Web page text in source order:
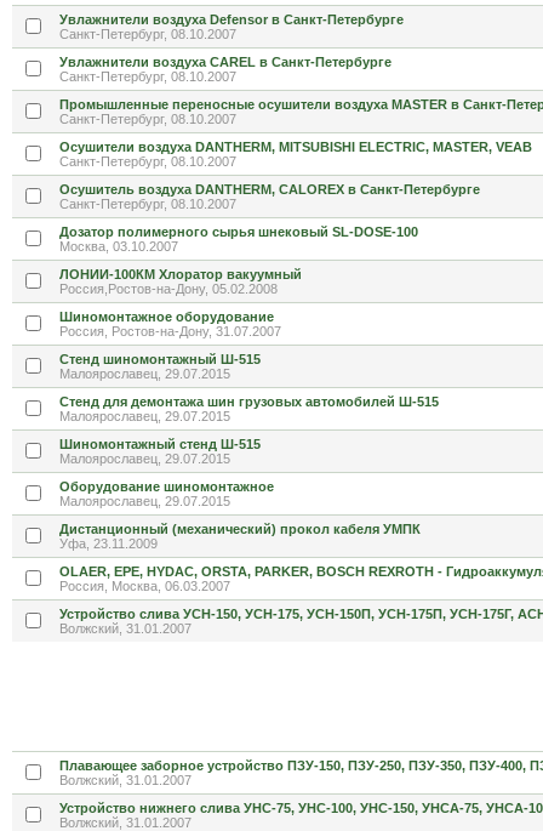
Увлажнители воздуха Defensor в Санкт-Петербурге
Санкт-Петербург, 08.10.2007
Увлажнители воздуха CAREL в Санкт-Петербурге
Санкт-Петербург, 08.10.2007
Промышленные переносные осушители воздуха MASTER в Санкт-
Санкт-Петербург, 08.10.2007
Осушители воздуха DANTHERM, MITSUBISHI ELECTRIC, MASTER, VEAB
Санкт-Петербург, 08.10.2007
Осушитель воздуха DANTHERM, CALOREX в Санкт-Петербурге
Санкт-Петербург, 08.10.2007
Дозатор полимерного сырья шнековый SL-DOSE-100
Москва, 03.10.2007
ЛОНИИ-100КМ Хлоратор вакуумный
Россия,Ростов-на-Дону, 05.02.2008
Шиномонтажное оборудование
Россия, Ростов-на-Дону, 31.07.2007
Стенд шиномонтажный Ш-515
Малоярославец, 29.07.2015
Стенд для демонтажа шин грузовых автомобилей Ш-515
Малоярославец, 29.07.2015
Шиномонтажный стенд Ш-515
Малоярославец, 29.07.2015
Оборудование шиномонтажное
Малоярославец, 29.07.2015
Дистанционный (механический) прокол кабеля УМПК
Уфа, 23.11.2009
OLAER, EPE, HYDAC, ORSTA, PARKER, BOSCH REXROTH -
Россия, Москва, 06.03.2007
Устройство слива УСН-150, УСН-175, УСН-150П, УСН-175П, УСН-175Г,
Волжский, 31.01.2007
Плавающее заборное устройство ПЗУ-150, ПЗУ-250, ПЗУ-350, ПЗУ-400,
Волжский, 31.01.2007
Устройство нижнего слива УНС-75, УНС-100, УНС-150, УНСА-75, УНСА-
Волжский, 31.01.2007